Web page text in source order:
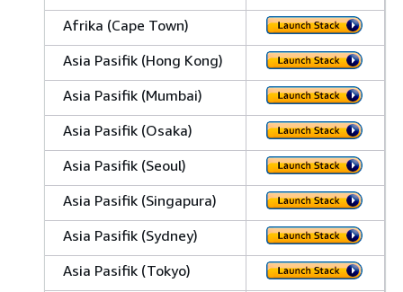
Afrika (Cape Town)
Asia Pasifik (Hong Kong)
Asia Pasifik (Mumbai)
Asia Pasifik (Osaka)
Asia Pasifik (Seoul)
Asia Pasifik (Singapura)
Asia Pasifik (Sydney)
Asia Pasifik (Tokyo)